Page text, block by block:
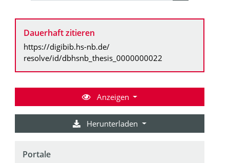
Dauerhaft zitieren
https://digibib.hs-nb.de/
resolve/id/dbhsnb_thesis_0000000022
Anzeigen
Herunterladen
Portale